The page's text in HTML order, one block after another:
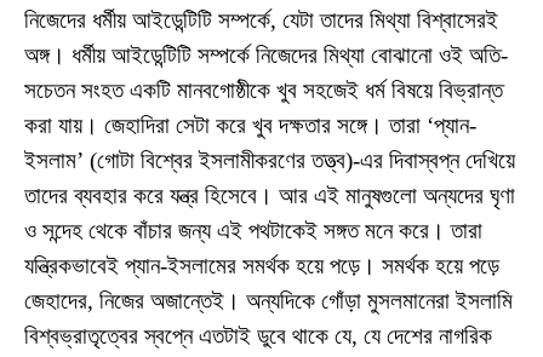
নিজেদের ধর্মীয় আইডেন্টিটি সম্পর্কে, যেটা তাদের মিথ্যা বিশ্বাসেরই
অঙ্গ। ধর্মীয় আইডেন্টিটি সম্পর্কে নিজেদের মিথ্যা বোঝানো ওই অতি-
সচেতন সংহত একটি মানবগোষ্ঠীকে খুব সহজেই ধর্ম বিষয়ে বিভ্রান্ত
করা যায়। জেহাদিরা সেটা করে খুব দক্ষতার সঙ্গে। তারা ‘প্যান-
ইসলাম’ (গোটা বিশ্বের ইসলামীকরণের তত্ত্ব)-এর দিবাস্বপ্ন দেখিয়ে
তাদের ব্যবহার করে যন্ত্র হিসেবে। আর এই মানুষগুলো অন্যদের ঘৃণা
ও সন্দেহ থেকে বাঁচার জন্য এই পথটাকেই সঙ্গত মনে করে। তারা
যন্ত্রিকভাবেই প্যান-ইসলামের সমর্থক হয়ে পড়ে। সমর্থক হয়ে পড়ে
জেহাদের, নিজের অজান্তেই। অন্যদিকে গোঁড়া মুসলমানেরা ইসলামি
বিশ্বভ্রাতৃত্বের স্বপ্নে এতটাই ডুবে থাকে যে, যে দেশের নাগরিক